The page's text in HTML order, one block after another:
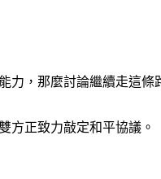
力，那麼討論繼續走這條
方正致力敲定和平協議。